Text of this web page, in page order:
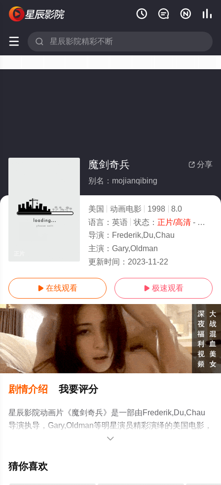
   
 
 分享
魔剑奇兵
别名：mojianqibing
美国 动画电影 1998
8.0
语言： 英语 状态： 正片/高清- 免费在线观看
导演： Frederik,Du,Chau
主演： Gary,Oldman
更新时间： 2023-11-22
 在线观看  极速观看
剧情介绍 我要评分
星辰影院动画片《魔剑奇兵》是一部由Frederik,Du,Chau
导演执导，Gary,Oldman等明星演员精彩演绎的美国电影，
手机免费观看高清无删减完整版电影大全就上星辰影视，
了解。

猜你喜欢